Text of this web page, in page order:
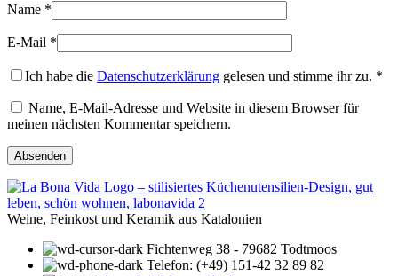
Name *
E-Mail *
Ich habe die Datenschutzerklärung gelesen und stimme ihr zu. *
Name, E-Mail-Adresse und Website in diesem Browser für
meinen nächsten Kommentar speichern.
Weine, Feinkost und Keramik aus Katalonien
Fichtenweg 38 - 79682 Todtmoos
Telefon: (+49) 151-42 32 89 82